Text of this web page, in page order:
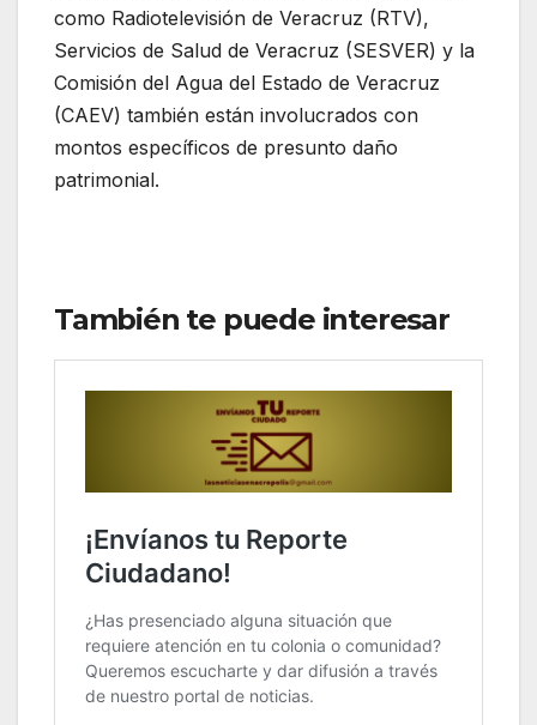
como Radiotelevisión de Veracruz (RTV),
Servicios de Salud de Veracruz (SESVER) y la
Comisión del Agua del Estado de Veracruz
(CAEV) también están involucrados con
montos específicos de presunto daño
patrimonial.
También te puede interesar